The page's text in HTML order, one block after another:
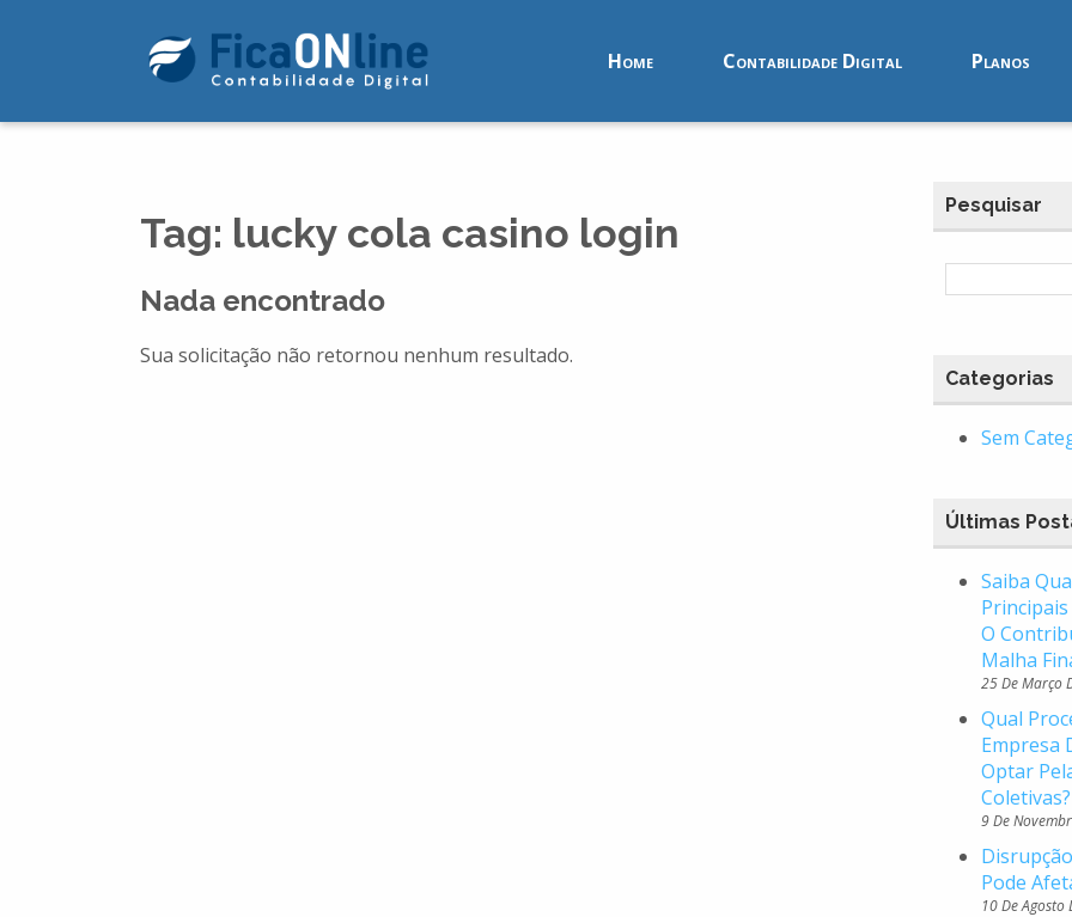
Home Contabilidade Digital Planos
Tag: lucky cola casino login
Nada encontrado
Sua solicitação não retornou nenhum resultado.
Pesquisar
Categorias
Sem
Últimas
Saiba
O
Malha
25 De Março
Qual
Empresa
Optar
Coletivas?
9 De
Pode
10 De Agosto